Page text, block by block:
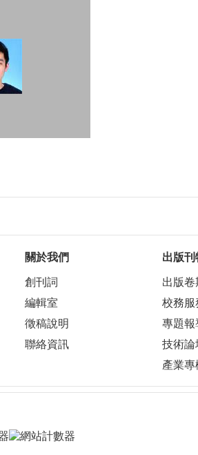
關於我們
創刊詞
編輯室
徵稿說明
聯絡資訊
出版刊
出版卷
校務服
專題報
技術論
產業專